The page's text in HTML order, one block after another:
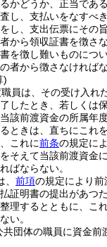
かどうか、正当であ
し、支払いをなすべ
し、支出伝票にその
から領収証書を徴さ
を徴し難いものにつ
者から徴さなければな
)
員は、その受け入れ
したとき、若しくは
該前渡資金の所属年
ときは、直ちにこれ
これに前条の規定に
そえて当該前渡資金
ばならない。
前項の規定により
証明書の提出があつ
理するとともに、こ
い。
団体の職員に資金前